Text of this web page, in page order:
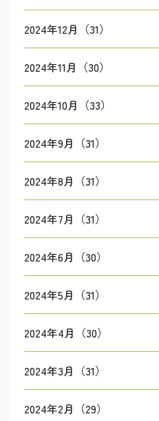
2024年12月（31）
2024年11月（30）
2024年10月（33）
2024年9月（31）
2024年8月（31）
2024年7月（31）
2024年6月（30）
2024年5月（31）
2024年4月（30）
2024年3月（31）
2024年2月（29）